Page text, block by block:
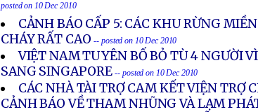
posted on 10 Dec 2010
CẢNH BÁO CẤP 5: CÁC KHU RỪNG
CHÁY RẤT CAO -- posted on 10 Dec 2010
VIỆT NAM TUYÊN BỐ BỎ TÙ 4 NGƯỜI
SANG SINGAPORE -- posted on 10 Dec 2010
CÁC NHÀ TÀI TRỢ CAM KẾT VIỆN TRỢ
CẢNH BÁO VỀ THAM NHŨNG VÀ LẠM